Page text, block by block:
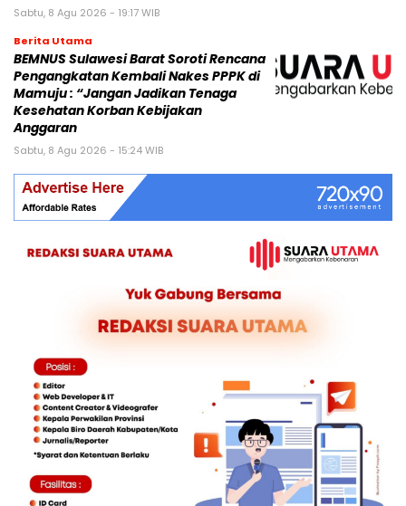
Sabtu, 8 Agu 2026 - 19:17 WIB
Berita Utama
BEMNUS Sulawesi Barat Soroti Rencana
Pengangkatan Kembali Nakes PPPK di
Mamuju : “Jangan Jadikan Tenaga
Kesehatan Korban Kebijakan
Anggaran
Sabtu, 8 Agu 2026 - 15:24 WIB